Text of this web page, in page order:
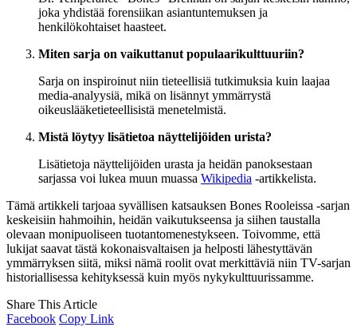
joka yhdistää forensiikan asiantuntemuksen ja
henkilökohtaiset haasteet.
Miten sarja on vaikuttanut populaarikulttuuriin?
Sarja on inspiroinut niin tieteellisiä tutkimuksia kuin laajaa
media-analyysiä, mikä on lisännyt ymmärrystä
oikeuslääketieteellisistä menetelmistä.
Mistä löytyy lisätietoa näyttelijöiden urista?
Lisätietoja näyttelijöiden urasta ja heidän panoksestaan
sarjassa voi lukea muun muassa Wikipedia -artikkelista.
Tämä artikkeli tarjoaa syvällisen katsauksen Bones Rooleissa -sarjan
keskeisiin hahmoihin, heidän vaikutukseensa ja siihen taustalla
olevaan monipuoliseen tuotantomenestykseen. Toivomme, että
lukijat saavat tästä kokonaisvaltaisen ja helposti lähestyttävän
ymmärryksen siitä, miksi nämä roolit ovat merkittäviä niin TV-sarjan
historiallisessa kehityksessä kuin myös nykykulttuurissamme.
Share This Article
Facebook Copy Link